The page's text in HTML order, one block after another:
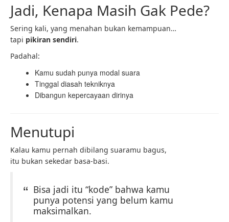
Jadi, Kenapa Masih Gak Pede?
Sering kali, yang menahan bukan kemampuan…
tapi pikiran sendiri.
Padahal:
Kamu sudah punya modal suara
Tinggal diasah tekniknya
Dibangun kepercayaan dirinya
Menutupi
Kalau kamu pernah dibilang suaramu bagus,
itu bukan sekedar basa-basi.
Bisa jadi itu “kode” bahwa kamu
punya potensi yang belum kamu
maksimalkan.